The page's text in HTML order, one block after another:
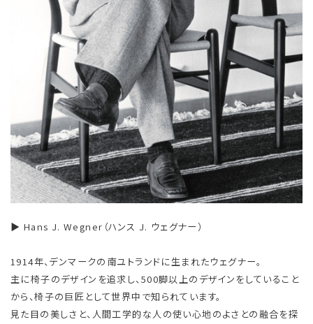
▶ Hans J. Wegner（ハンス J. ウェグナー）
1914年、デンマークの南ユトランドに生まれたウェグナー。
主に椅子のデザインを追求し、500脚以上のデザインをしていること
から、椅子の巨匠として世界中で知られています。
見た目の美しさと、人間工学的な人の使い心地のよさとの融合を探